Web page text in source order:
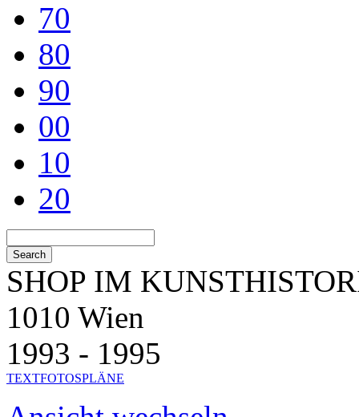
70
80
90
00
10
20
SHOP IM
1010 Wien
1993 - 1995
TEXTFOTOSPLÄNE